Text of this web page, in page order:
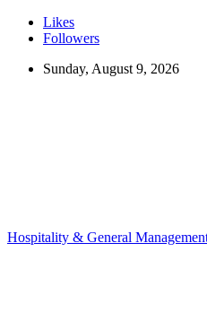
Likes
Followers
Sunday, August 9, 2026
Hospitality & General